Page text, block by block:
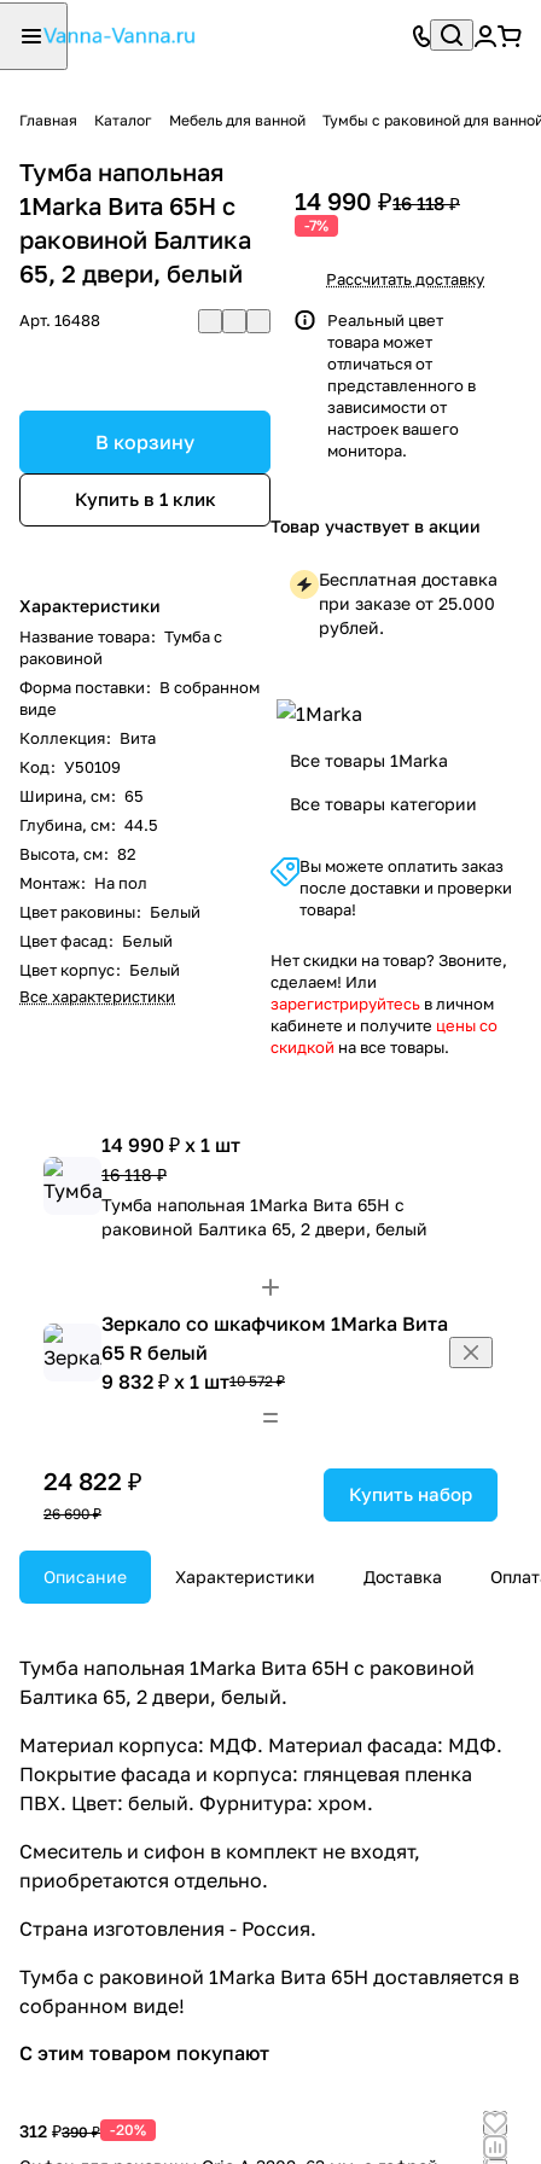
Главная Каталог Мебель для ванной Тумбы с раковиной для
Тумба напольная
1Marka Вита 65Н с
раковиной Балтика
65, 2 двери, белый
Арт. 16488
В корзину
Купить в 1 клик
Характеристики
Название товара: Тумба с
раковиной
Форма поставки: В собранном
виде
Коллекция: Вита
Код: У50109
Ширина, см: 65
Глубина, см: 44.5
Высота, см: 82
Монтаж: На пол
Цвет раковины: Белый
Цвет фасад: Белый
Цвет корпус: Белый
Все характеристики
14 990 ₽16 118 ₽
-7%
Рассчитать доставку
Реальный цвет
товара может
отличаться от
представленного в
зависимости от
настроек вашего
монитора.
Товар участвует в акции
Бесплатная доставка
при заказе от 25.000
рублей.
Все товары 1Marka
Все товары категории
Вы можете оплатить заказ
после доставки и проверки
товара!
Нет скидки на товар? Звоните,
сделаем! Или
зарегистрируйтесь в личном
кабинете и получите цены со
скидкой на все товары.
14 990 ₽ x 1 шт
16 118 ₽
Тумба напольная 1Marka Вита 65Н с
раковиной Балтика 65, 2 двери, белый
Зеркало со шкафчиком 1Marka Вита
65 R белый
9 832 ₽ x 1 шт10 572 ₽
24 822 ₽
26 690 ₽
Купить набор
Описание Характеристики Доставка
Тумба напольная 1Marka Вита 65Н с раковиной
Балтика 65, 2 двери, белый.
Материал корпуса: МДФ. Материал фасада: МДФ.
Покрытие фасада и корпуса: глянцевая пленка
ПВХ. Цвет: белый. Фурнитура: хром.
Смеситель и сифон в комплект не входят,
приобретаются отдельно.
Страна изготовления - Россия.
Тумба с раковиной 1Marka Вита 65Н доставляется в
собранном виде!
С этим товаром покупают
312 ₽390 ₽ -20%